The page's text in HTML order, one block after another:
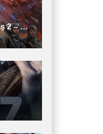
Changjin Gölü’ndeki Savaş 2 – Water Gate Bridge filmini izle